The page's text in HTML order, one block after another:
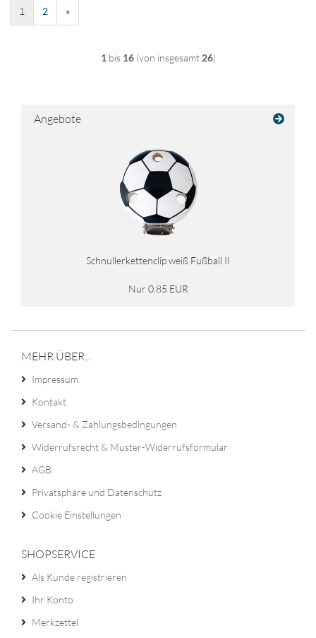
1 2 »
1 bis 16(von insgesamt 26)
Angebote
Schnullerkettenclip weiß Fußball II
Nur 0,85 EUR
MEHR ÜBER...
Impressum
Kontakt
Versand- & Zahlungsbedingungen
Widerrufsrecht & Muster-Widerrufsformular
AGB
Privatsphäre und Datenschutz
Cookie Einstellungen
SHOPSERVICE
Als Kunde registrieren
Ihr Konto
Merkzettel